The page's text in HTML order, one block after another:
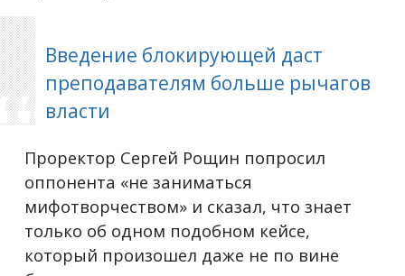
Введение блокирующей даст
преподавателям больше рычагов
власти
Проректор Сергей Рощин попросил
оппонента «не заниматься
мифотворчеством» и сказал, что знает
только об одном подобном кейсе,
который произошел даже не по вине